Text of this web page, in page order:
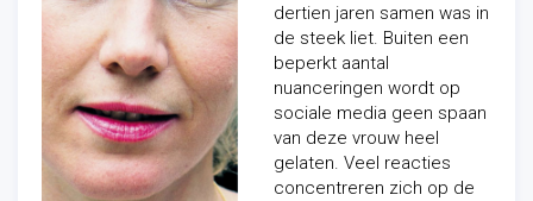
dertien jaren samen was in
de steek liet. Buiten een
beperkt aantal
nuanceringen wordt op
sociale media geen spaan
van deze vrouw heel
gelaten. Veel reacties
concentreren zich op de